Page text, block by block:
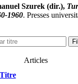
Szurek (dir.),
1960. Presses
Articles
Titre